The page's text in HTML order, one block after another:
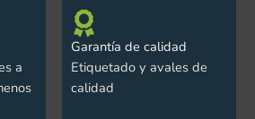
a
Garantía de calidad
Etiquetado y avales de
calidad